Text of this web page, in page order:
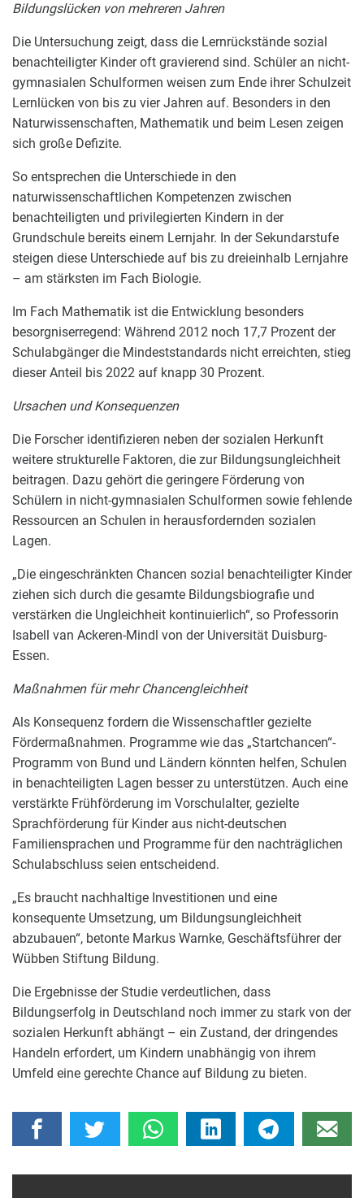
Bildungslücken von mehreren Jahren
Die Untersuchung zeigt, dass die Lernrückstände sozial
benachteiligter Kinder oft gravierend sind. Schüler an nicht-
gymnasialen Schulformen weisen zum Ende ihrer Schulzeit
Lernlücken von bis zu vier Jahren auf. Besonders in den
Naturwissenschaften, Mathematik und beim Lesen zeigen
sich große Defizite.
So entsprechen die Unterschiede in den
naturwissenschaftlichen Kompetenzen zwischen
benachteiligten und privilegierten Kindern in der
Grundschule bereits einem Lernjahr. In der Sekundarstufe
steigen diese Unterschiede auf bis zu dreieinhalb Lernjahre
– am stärksten im Fach Biologie.
Im Fach Mathematik ist die Entwicklung besonders
besorgniserregend: Während 2012 noch 17,7 Prozent der
Schulabgänger die Mindeststandards nicht erreichten, stieg
dieser Anteil bis 2022 auf knapp 30 Prozent.
Ursachen und Konsequenzen
Die Forscher identifizieren neben der sozialen Herkunft
weitere strukturelle Faktoren, die zur Bildungsungleichheit
beitragen. Dazu gehört die geringere Förderung von
Schülern in nicht-gymnasialen Schulformen sowie fehlende
Ressourcen an Schulen in herausfordernden sozialen
Lagen.
„Die eingeschränkten Chancen sozial benachteiligter Kinder
ziehen sich durch die gesamte Bildungsbiografie und
verstärken die Ungleichheit kontinuierlich“, so Professorin
Isabell van Ackeren-Mindl von der Universität Duisburg-
Essen.
Maßnahmen für mehr Chancengleichheit
Als Konsequenz fordern die Wissenschaftler gezielte
Fördermaßnahmen. Programme wie das „Startchancen“-
Programm von Bund und Ländern könnten helfen, Schulen
in benachteiligten Lagen besser zu unterstützen. Auch eine
verstärkte Frühförderung im Vorschulalter, gezielte
Sprachförderung für Kinder aus nicht-deutschen
Familiensprachen und Programme für den nachträglichen
Schulabschluss seien entscheidend.
„Es braucht nachhaltige Investitionen und eine
konsequente Umsetzung, um Bildungsungleichheit
abzubauen“, betonte Markus Warnke, Geschäftsführer der
Wübben Stiftung Bildung.
Die Ergebnisse der Studie verdeutlichen, dass
Bildungserfolg in Deutschland noch immer zu stark von der
sozialen Herkunft abhängt – ein Zustand, der dringendes
Handeln erfordert, um Kindern unabhängig von ihrem
Umfeld eine gerechte Chance auf Bildung zu bieten.